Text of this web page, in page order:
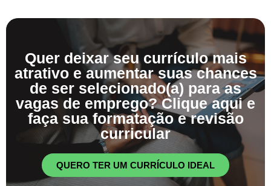
Quer deixar seu currículo mais
atrativo e aumentar suas chances
de ser selecionado(a) para as
vagas de emprego? Clique aqui e
faça sua formatação e revisão
curricular
QUERO TER UM CURRÍCULO IDEAL